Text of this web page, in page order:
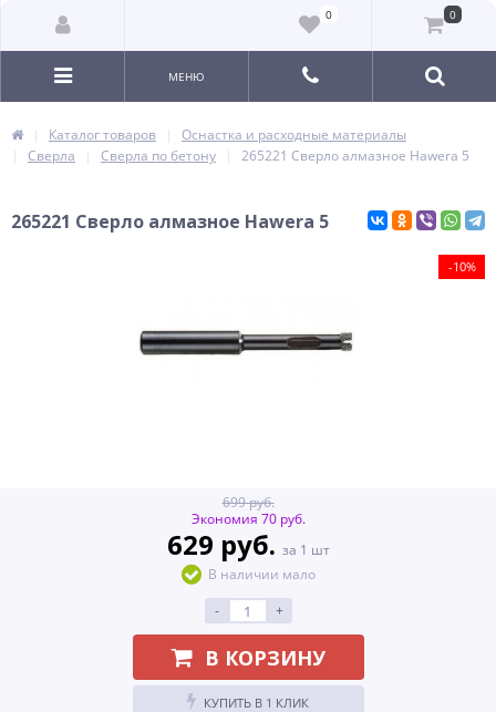
0 0
МЕНЮ
Каталог товаров
Оснастка и расходные материалы
Сверла
Сверла по бетону 265221 Сверло алмазное Hawera 5
265221 Сверло алмазное Hawera 5
-10%
699 руб.
Экономия 70 руб.
629 руб. за 1 шт
В наличии мало
-
+
В КОРЗИНУ
КУПИТЬ В 1 КЛИК